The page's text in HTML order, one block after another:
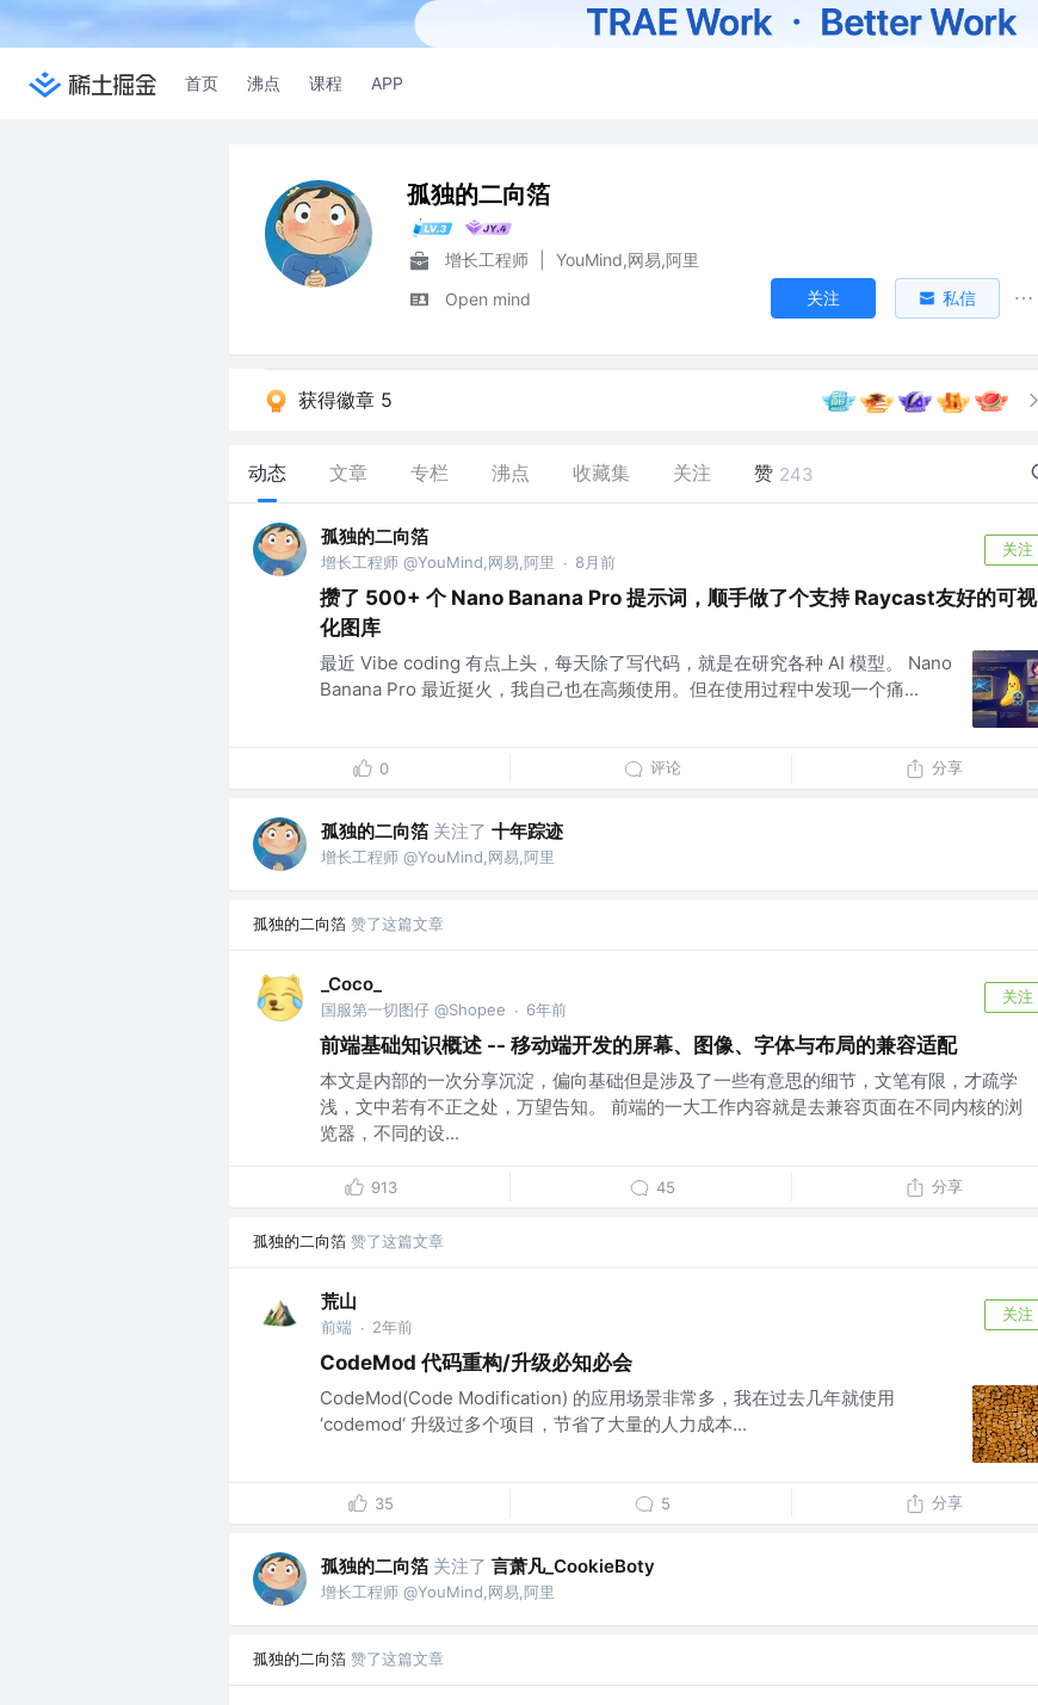
首页 沸点 课程 APP
孤独的二向箔
增长工程师
YouMind,网易,阿里
Open mind
关注 私信
获得徽章 5
动态 文章 专栏 沸点 收藏集 关注 赞 243
孤独的二向箔
增长工程师 @YouMind,网易,阿里 · 8月前
关注
攒了 500+ 个 Nano Banana Pro 提示词，顺手做了个支持 Raycast友好的可视
化图库
最近 Vibe coding 有点上头，每天除了写代码，就是在研究各种 AI 模型。 Nano
Banana Pro 最近挺火，我自己也在高频使用。但在使用过程中发现一个痛...
0 评论 分享
孤独的二向箔 关注了 十年踪迹
增长工程师 @YouMind,网易,阿里
孤独的二向箔 赞了这篇文章
_Coco_
国服第一切图仔 @Shopee · 6年前
关注
前端基础知识概述 -- 移动端开发的屏幕、图像、字体与布局的兼容适配
本文是内部的一次分享沉淀，偏向基础但是涉及了一些有意思的细节，文笔有限，才疏学
浅，文中若有不正之处，万望告知。 前端的一大工作内容就是去兼容页面在不同内核的浏
览器，不同的设...
913 45 分享
孤独的二向箔 赞了这篇文章
荒山
前端 · 2年前
关注
CodeMod 代码重构/升级必知必会
CodeMod(Code Modification) 的应用场景非常多，我在过去几年就使用
‘codemod‘ 升级过多个项目，节省了大量的人力成本...
35 5 分享
孤独的二向箔 关注了 言萧凡_CookieBoty
增长工程师 @YouMind,网易,阿里
孤独的二向箔 赞了这篇文章